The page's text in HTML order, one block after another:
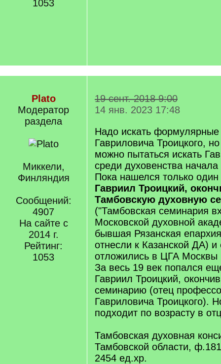
1053
Plato
Модератор
раздела
Миккели,
Финляндия
Сообщений:
4907
На сайте с
2014 г.
Рейтинг:
1053
19 сент. 2018 9:00
14 янв. 2023 17:48
Надо искать
Гавриловича Троицкого,
можно пытаться искать
среди духовенства начала
Пока нашелся только один
Гавриил Троицкий,
Тамбовскую духовную
("Тамбовская семинария
Московской духовной
бывшая Рязанская
отнесли к Казанской ДА)
отложились в ЦГА
За весь 19 век попался
Гавриил Троицкий,
семинарию (отец
Гавриловича Троицкого).
подходит по возрасту в
Тамбовская духовная
Тамбовской области,
2454 ед.хр.